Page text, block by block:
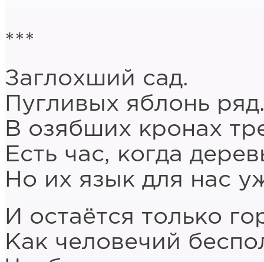
***
Заглохший сад.
Пугливых яблонь
В озябших кронах
Есть час, когда
Но их язык для нас
И остаётся только
Как человечий